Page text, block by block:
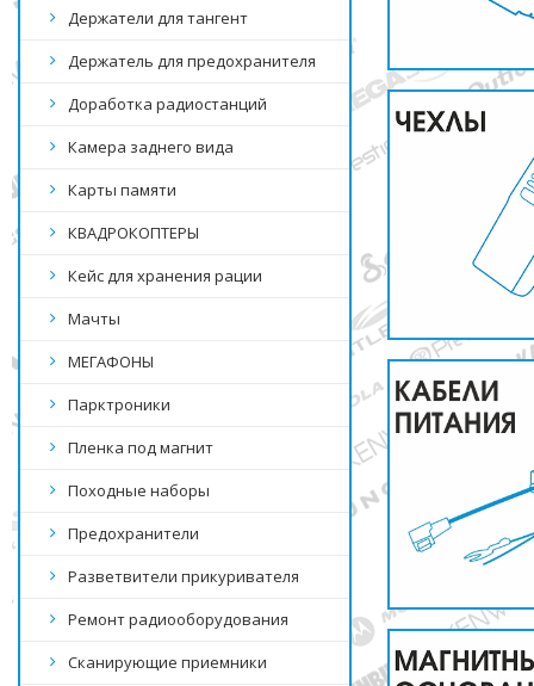
Держатели для тангент
Держатель для предохранителя
Доработка радиостанций
Камера заднего вида
Карты памяти
КВАДРОКОПТЕРЫ
Кейс для хранения рации
Мачты
МЕГАФОНЫ
Парктроники
Пленка под магнит
Походные наборы
Предохранители
Разветвители прикуривателя
Ремонт радиооборудования
Сканирующие приемники